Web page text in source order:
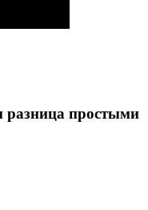
разница простыми